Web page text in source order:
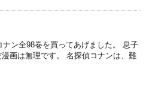
ン全98巻を買ってあげました。 息子
画は無理です。 名探偵コナンは、難